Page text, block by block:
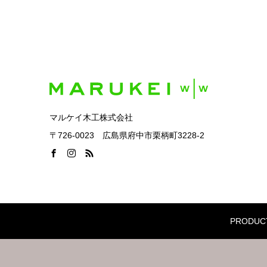
マルケイ木工株式会社
〒726-0023 広島県府中市栗柄町3228-2